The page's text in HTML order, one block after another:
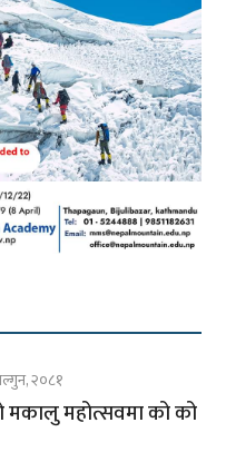
२०८१
महोत्सवमा को को